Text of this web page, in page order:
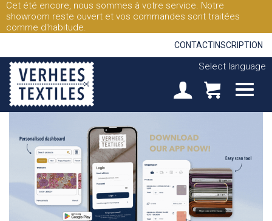
Cet été encore, nous sommes à votre service. Notre
showroom reste ouvert et vos commandes sont traitées
comme d'habitude.
CONTACT INSCRIPTION
Select language